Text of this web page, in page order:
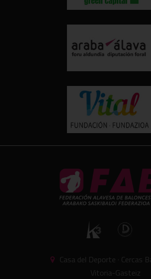
Casa del Deporte · Cercas
Vitoria-Gasteiz